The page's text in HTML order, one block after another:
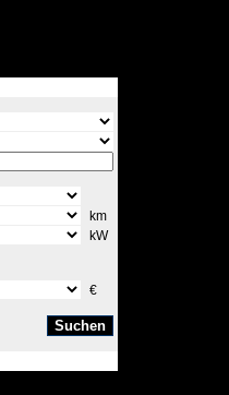
km
kW
€